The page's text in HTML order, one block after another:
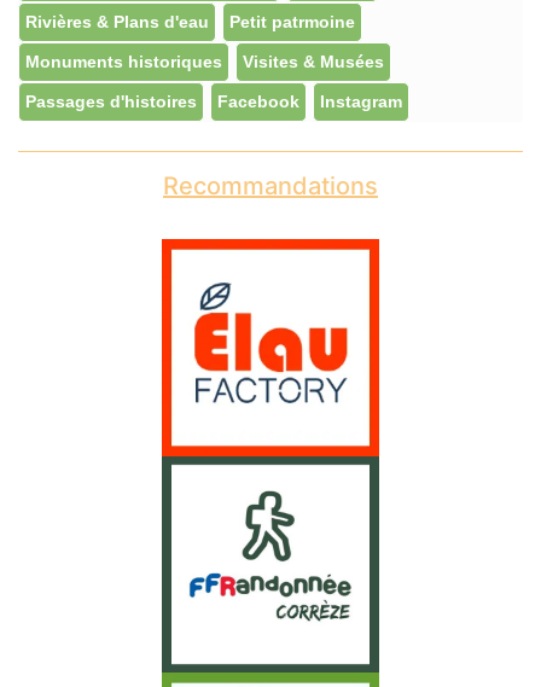
Rivières & Plans d'eau Petit patrmoine
Monuments historiques Visites & Musées
Passages d'histoires Facebook Instagram
Recommandations